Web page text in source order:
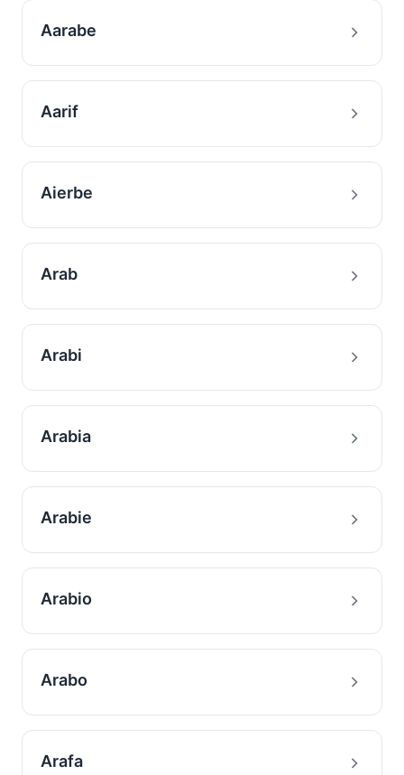
Aarabe
Aarif
Aierbe
Arab
Arabi
Arabia
Arabie
Arabio
Arabo
Arafa